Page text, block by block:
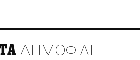
ΔΗΜΟΦΙΛΗ